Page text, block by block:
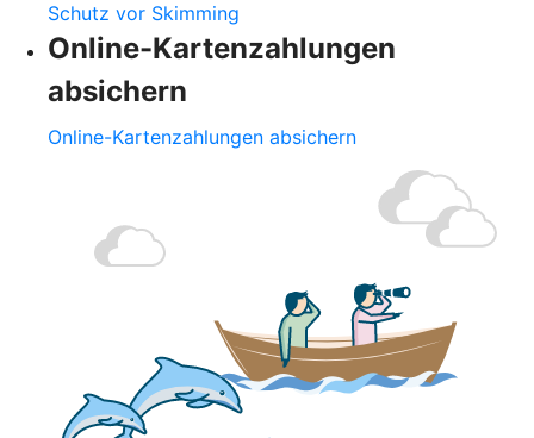
Schutz vor Skimming
Online-Kartenzahlungen
absichern
Online-Kartenzahlungen absichern